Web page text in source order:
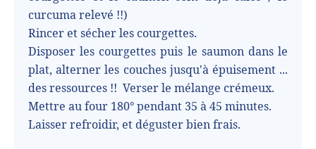
curcuma relevé !!)
Rincer et sécher les courgettes.
Disposer les courgettes puis le saumon dans le
plat, alterner les couches jusqu'à épuisement ...
des ressources !! Verser le mélange crémeux.
Mettre au four 180° pendant 35 à 45 minutes.
Laisser refroidir, et déguster bien frais.